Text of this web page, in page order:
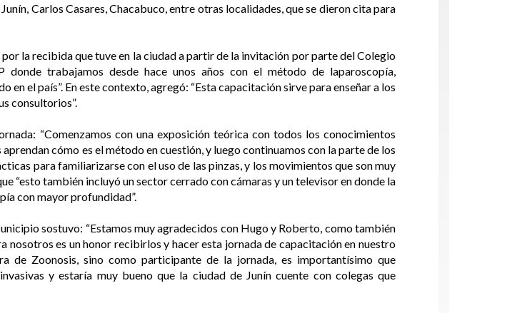
Carlos Casares, Chacabuco, entre otras localidades, que se dieron cita para
la recibida que tuve en la ciudad a partir de la invitación por parte del Colegio
trabajamos desde hace unos años con el método de laparoscopía,
en el país”. En este contexto, agregó: “Esta capacitación sirve para enseñar a los
consultorios”.
“Comenzamos con una exposición teórica con todos los conocimientos
cómo es el método en cuestión, y luego continuamos con la parte de los
para familiarizarse con el uso de las pinzas, y los movimientos que son muy
“esto también incluyó un sector cerrado con cámaras y un televisor en donde la
con mayor profundidad”.
sostuvo: “Estamos muy agradecidos con Hugo y Roberto, como también
nosotros es un honor recibirlos y hacer esta jornada de capacitación en nuestro
de Zoonosis, sino como participante de la jornada, es importantísimo que
y estaría muy bueno que la ciudad de Junín cuente con colegas que